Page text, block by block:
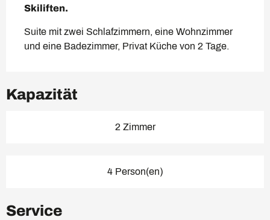
Skiliften.
Suite mit zwei Schlafzimmern, eine Wohnzimmer
und eine Badezimmer, Privat Küche von 2 Tage.
Kapazität
2 Zimmer
4 Person(en)
Service